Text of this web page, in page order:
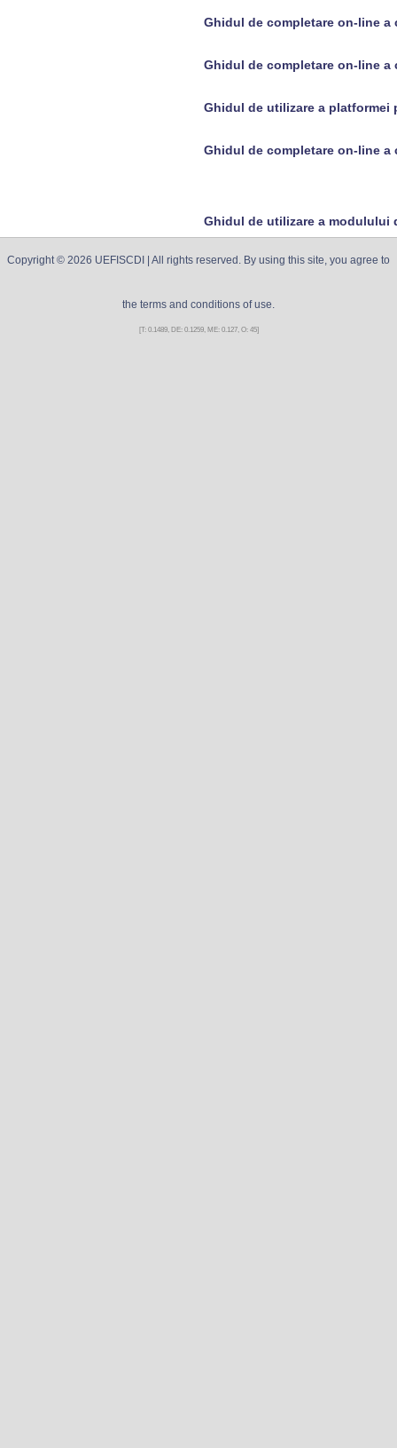
Ghidul de completare on-line a
Ghidul de completare on-line a
Ghidul de utilizare a platformei
Ghidul de completare on-line a
Ghidul de utilizare a modulului
Copyright © 2026 UEFISCDI | All rights reserved. By using this site, you agree to
the terms and conditions of use.
[T: 0.1489, DE: 0.1259, ME: 0.127, O: 45]